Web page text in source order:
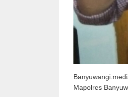
Mapolres